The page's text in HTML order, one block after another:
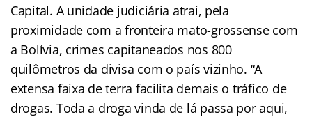
Capital. A unidade judiciária atrai, pela
proximidade com a fronteira mato-grossense com
a Bolívia, crimes capitaneados nos 800
quilômetros da divisa com o país vizinho. “A
extensa faixa de terra facilita demais o tráfico de
drogas. Toda a droga vinda de lá passa por aqui,